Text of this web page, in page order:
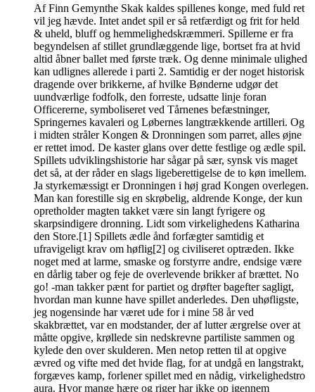
Af Finn Gemynthe Skak kaldes spillenes konge, med fuld ret
vil jeg hævde. Intet andet spil er så retfærdigt og frit for held
& uheld, bluff og hemmelighedskræmmeri. Spillerne er fra
begyndelsen af stillet grundlæggende lige, bortset fra at hvid
altid åbner ballet med første træk. Og denne minimale ulighed
kan udlignes allerede i parti 2. Samtidig er der noget historisk
dragende over brikkerne, af hvilke Bønderne udgør det
uundværlige fodfolk, den forreste, udsatte linje foran
Officererne, symboliseret ved Tårnenes befæstninger,
Springernes kavaleri og Løbernes langtrækkende artilleri. Og
i midten stråler Kongen & Dronningen som parret, alles øjne
er rettet imod. De kaster glans over dette festlige og ædle spil.
Spillets udviklingshistorie har sågar på sær, synsk vis maget
det så, at der råder en slags ligeberettigelse de to køn imellem.
Ja styrkemæssigt er Dronningen i høj grad Kongen overlegen.
Man kan forestille sig en skrøbelig, aldrende Konge, der kun
opretholder magten takket være sin langt fyrigere og
skarpsindigere dronning. Lidt som virkelighedens Katharina
den Store.[1] Spillets ædle ånd forfægter samtidig et
ufravigeligt krav om høflig[2] og civiliseret optræden. Ikke
noget med at larme, smaske og forstyrre andre, endsige være
en dårlig taber og feje de overlevende brikker af brættet. No
go! -man takker pænt for partiet og drøfter bagefter sagligt,
hvordan man kunne have spillet anderledes. Den uhøfligste,
jeg nogensinde har været ude for i mine 58 år ved
skakbrættet, var en modstander, der af lutter ærgrelse over at
måtte opgive, krøllede sin nedskrevne partiliste sammen og
kylede den over skulderen. Men netop retten til at opgive
ævred og vifte med det hvide flag, for at undgå en langstrakt,
forgæves kamp, forlener spillet med en nådig, virkelighedstro
aura. Hvor mange hære og riger har ikke op igennem